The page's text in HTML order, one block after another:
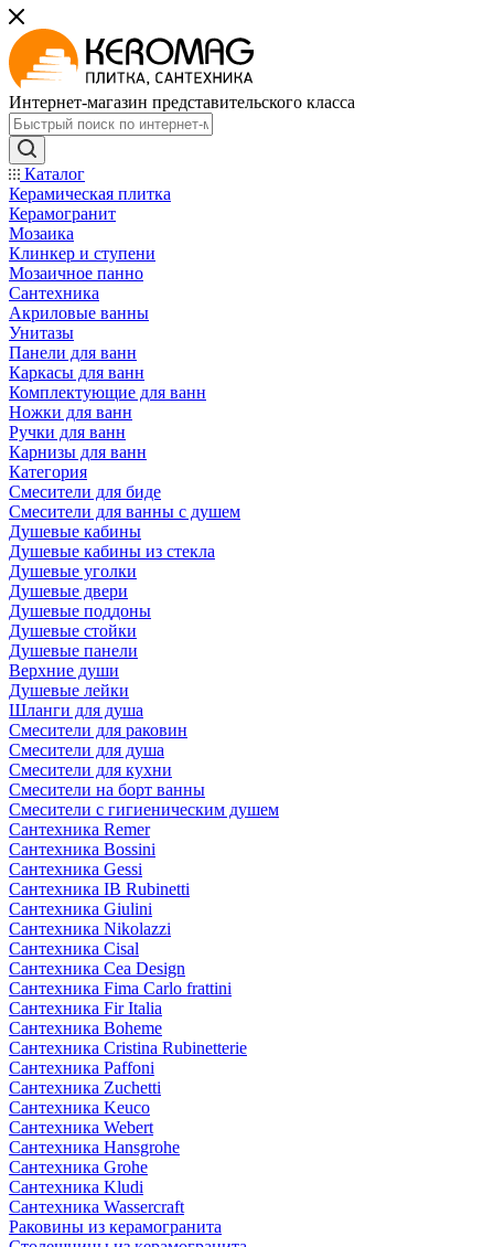
Интернет-магазин представительского класса
Каталог
Керамическая плитка
Керамогранит
Мозаика
Клинкер и ступени
Мозаичное панно
Сантехника
Акриловые ванны
Унитазы
Панели для ванн
Каркасы для ванн
Комплектующие для ванн
Ножки для ванн
Ручки для ванн
Карнизы для ванн
Категория
Смесители для биде
Смесители для ванны с душем
Душевые кабины
Душевые кабины из стекла
Душевые уголки
Душевые двери
Душевые поддоны
Душевые стойки
Душевые панели
Верхние души
Душевые лейки
Шланги для душа
Смесители для раковин
Смесители для душа
Смесители для кухни
Смесители на борт ванны
Смесители с гигиеническим душем
Сантехника Remer
Сантехника Bossini
Сантехника Gessi
Сантехника IB Rubinetti
Сантехника Giulini
Сантехника Nikolazzi
Сантехника Cisal
Сантехника Cea Design
Сантехника Fima Carlo frattini
Сантехника Fir Italia
Сантехника Boheme
Сантехника Cristina Rubinetterie
Сантехника Paffoni
Сантехника Zuchetti
Сантехника Keuco
Сантехника Webert
Сантехника Hansgrohe
Сантехника Grohe
Сантехника Kludi
Сантехника Wassercraft
Раковины из керамогранита